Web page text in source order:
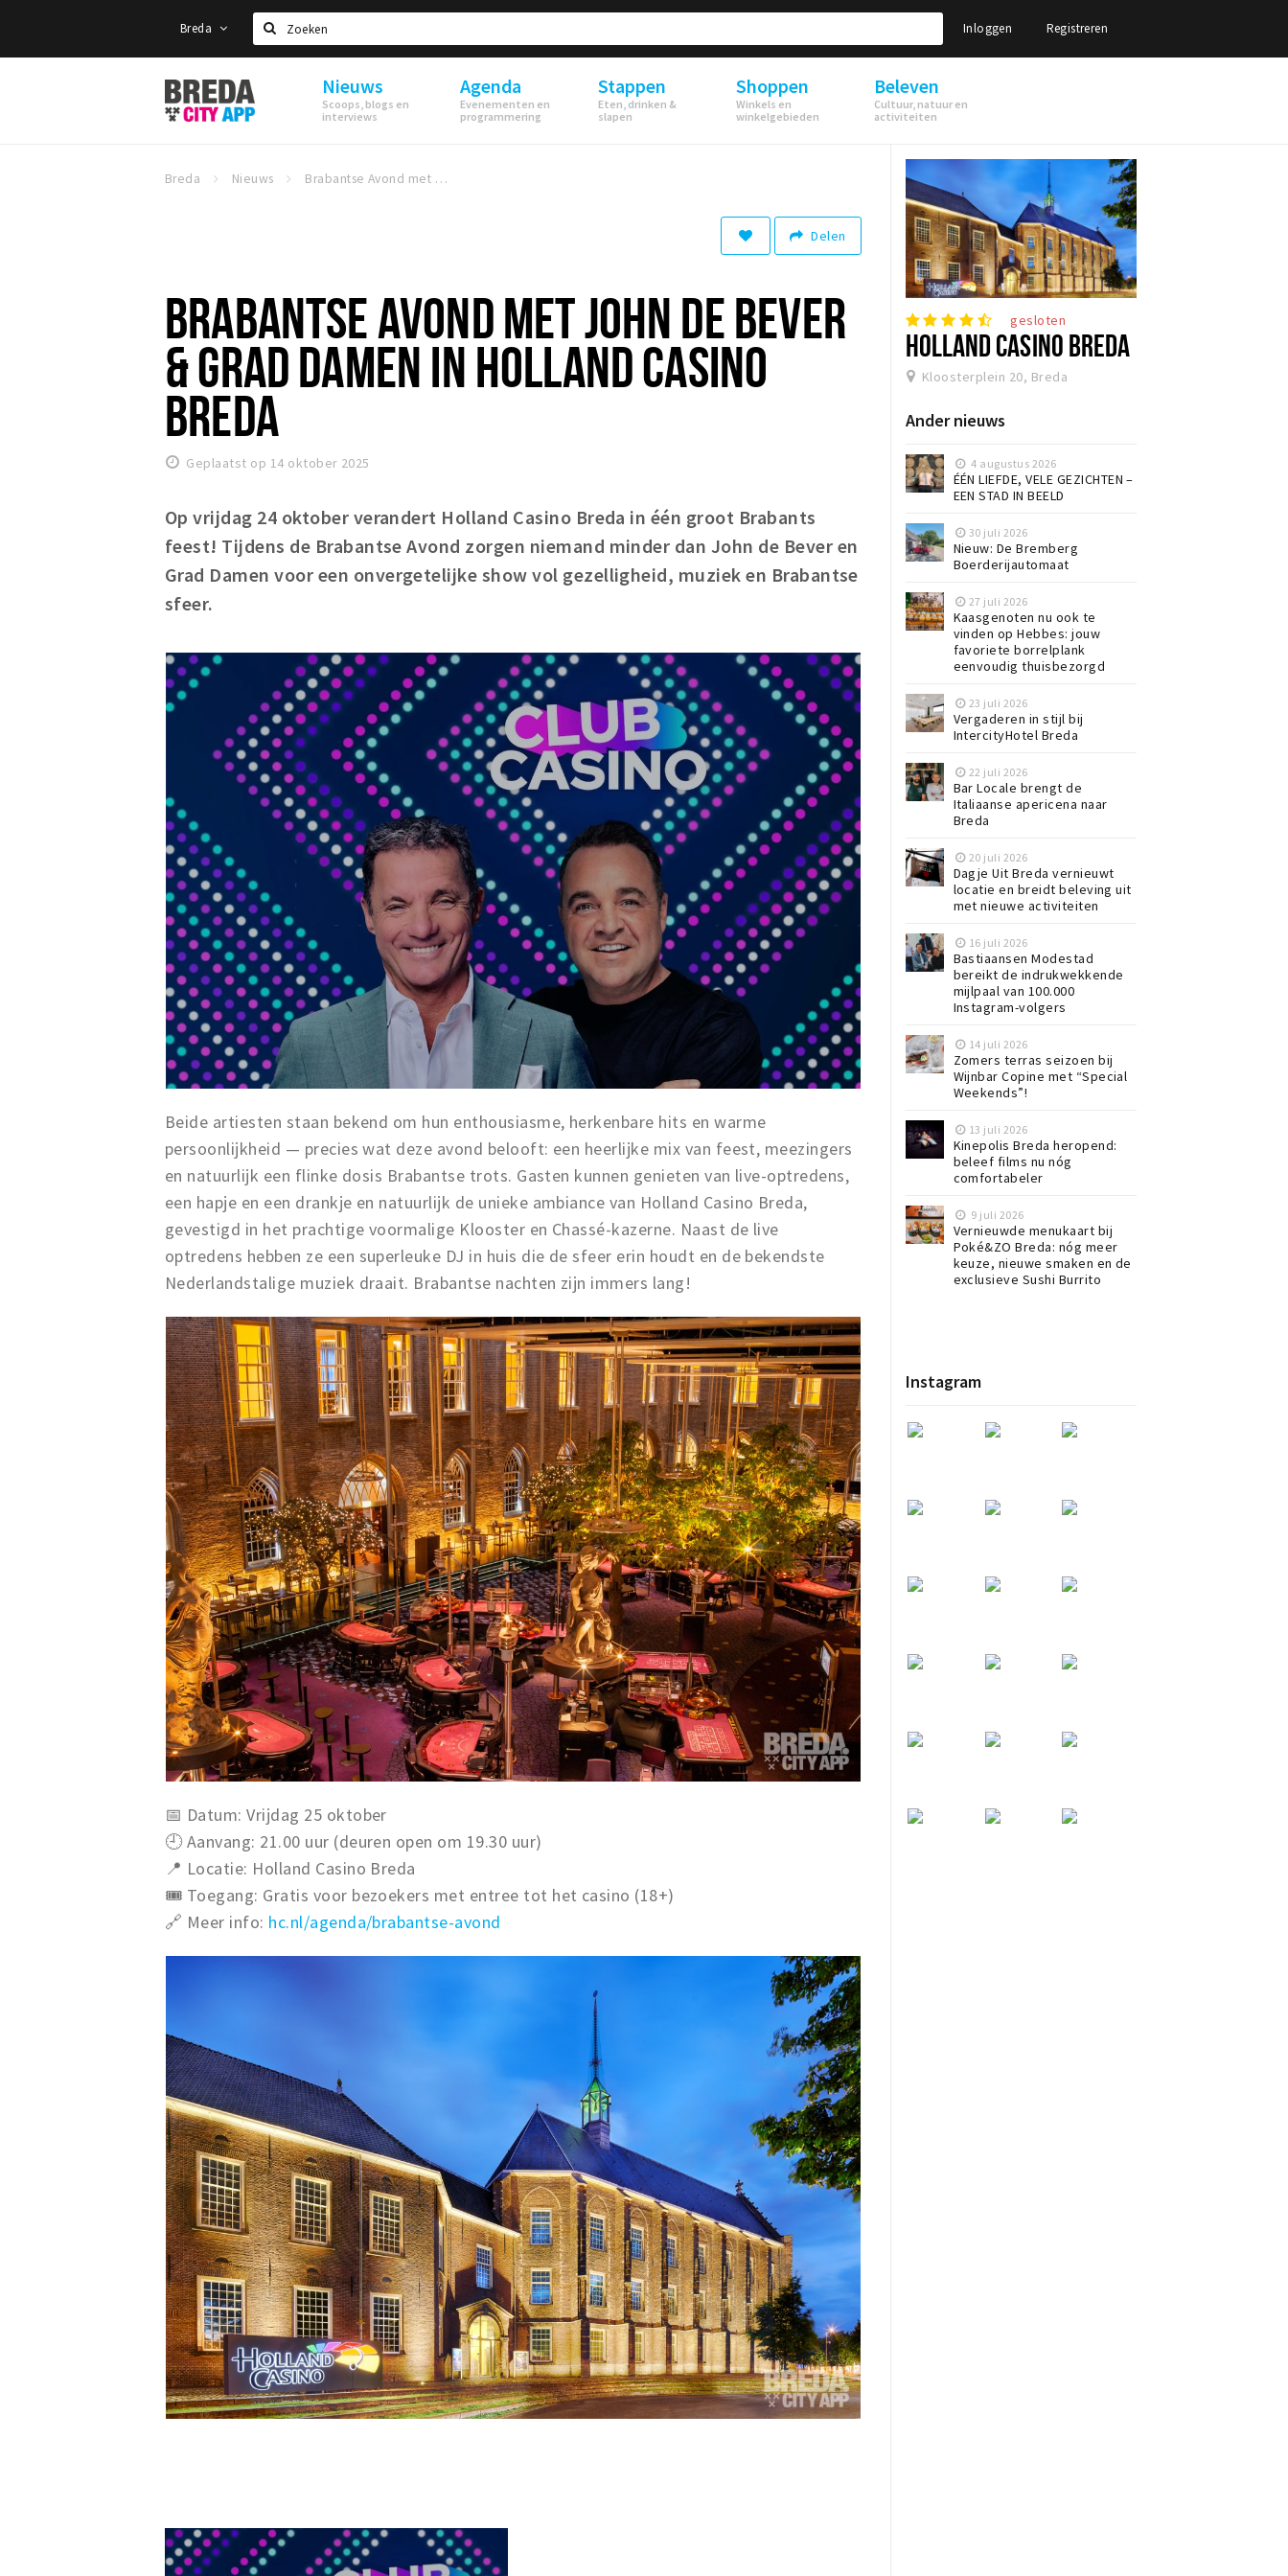
Breda
Zoeken
Inloggen Registreren
Stappen
&
Shoppen
Nieuws
Scoops, blogs en
interviews
Agenda
Evenementen en
programmering
Stappen
Eten, drinken &
slapen
Shoppen
Winkels en
winkelgebieden
Beleven
Cultuur, natuur en
activiteiten
Breda Nieuws Brabantse Avond met John de Bever & Grad Damen in Holland Casino Breda
Delen
BRABANTSE AVOND MET JOHN DE BEVER
& GRAD DAMEN IN HOLLAND CASINO
BREDA
Geplaatst op 14 oktober 2025
Op vrijdag 24 oktober verandert Holland Casino Breda in één groot Brabants
feest! Tijdens de Brabantse Avond zorgen niemand minder dan John de Bever en
Grad Damen voor een onvergetelijke show vol gezelligheid, muziek en Brabantse
sfeer.
Beide artiesten staan bekend om hun enthousiasme, herkenbare hits en warme
persoonlijkheid — precies wat deze avond belooft: een heerlijke mix van feest, meezingers
en natuurlijk een flinke dosis Brabantse trots. Gasten kunnen genieten van live-optredens,
een hapje en een drankje en natuurlijk de unieke ambiance van Holland Casino Breda,
gevestigd in het prachtige voormalige Klooster en Chassé-kazerne. Naast de live
optredens hebben ze een superleuke DJ in huis die de sfeer erin houdt en de bekendste
Nederlandstalige muziek draait. Brabantse nachten zijn immers lang!
📅 Datum: Vrijdag 25 oktober
🕘 Aanvang: 21.00 uur (deuren open om 19.30 uur)
📍 Locatie: Holland Casino Breda
🎟️ Toegang: Gratis voor bezoekers met entree tot het casino (18+)
🔗 Meer info: hc.nl/agenda/brabantse-avond
gesloten
HOLLAND CASINO BREDA
Kloosterplein 20, Breda
Ander nieuws
4 augustus 2026
ÉÉN LIEFDE, VELE GEZICHTEN –
EEN STAD IN BEELD
30 juli 2026
Nieuw: De Bremberg
Boerderijautomaat
27 juli 2026
Kaasgenoten nu ook te
vinden op Hebbes: jouw
favoriete borrelplank
eenvoudig thuisbezorgd
23 juli 2026
Vergaderen in stijl bij
IntercityHotel Breda
22 juli 2026
Bar Locale brengt de
Italiaanse apericena naar
Breda
20 juli 2026
Dagje Uit Breda vernieuwt
locatie en breidt beleving uit
met nieuwe activiteiten
16 juli 2026
Bastiaansen Modestad
bereikt de indrukwekkende
mijlpaal van 100.000
Instagram-volgers
14 juli 2026
Zomers terras seizoen bij
Wijnbar Copine met “Special
Weekends”!
13 juli 2026
Kinepolis Breda heropend:
beleef films nu nóg
comfortabeler
9 juli 2026
Vernieuwde menukaart bij
Poké&ZO Breda: nóg meer
keuze, nieuwe smaken en de
exclusieve Sushi Burrito
Instagram